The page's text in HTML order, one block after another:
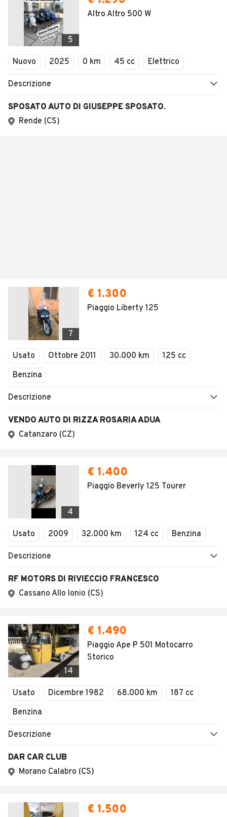
5
Altro Altro 500 W
Nuovo 2025 0 km 45 cc Elettrico
Descrizione
SPOSATO AUTO DI GIUSEPPE SPOSATO.
Rende (CS)
7
€ 1.300
Piaggio Liberty 125
Usato Ottobre 2011 30.000 km
125 cc
Benzina
Descrizione
VENDO AUTO DI RIZZA ROSARIA ADUA
Catanzaro (CZ)
4
€ 1.400
Piaggio Beverly 125 Tourer
Usato 2009 32.000 km 124 cc Benzina
Descrizione
RF MOTORS DI RIVIECCIO FRANCESCO
Cassano Allo Ionio (CS)
14
€ 1.490
Piaggio Ape P 501 Motocarro
Storico
Usato Dicembre 1982 68.000 km
187 cc
Benzina
Descrizione
DAR CAR CLUB
Morano Calabro (CS)
€ 1.500